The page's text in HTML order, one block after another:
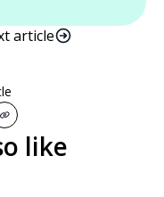
article
like